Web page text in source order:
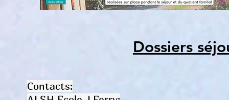
Dossiers
Contacts: